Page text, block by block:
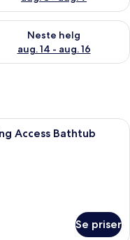
aug. 7 - aug. 9
Neste helg
aug. 14 - aug. 16
tilgjengelighet for neste
av topp kvalitet, safe på
Access Bathtub
Se priser